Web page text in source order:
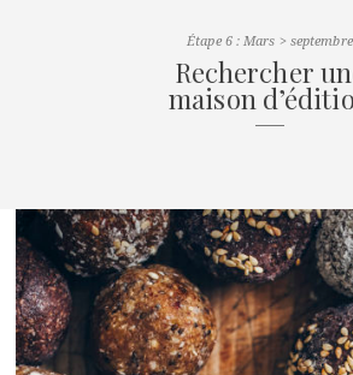
Étape 6 : Mars > septembre
Rechercher
maison